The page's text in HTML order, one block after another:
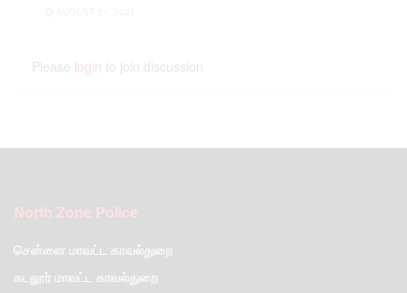
Please login to join discussion
North Zone Police
சென்னை மாவட்ட காவல்துறை
கடலூர் மாவட்ட காவல்துறை